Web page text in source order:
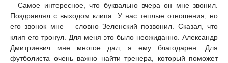
– Самое интересное, что буквально вчера он мне звонил.
Поздравлял с выходом клипа. У нас теплые отношения, но
его звонок мне – словно Зеленский позвонил. Сказал, что
клип его тронул. Для меня это было неожиданно. Александр
Дмитриевич мне многое дал, я ему благодарен. Для
футболиста очень важно найти тренера, который поможет